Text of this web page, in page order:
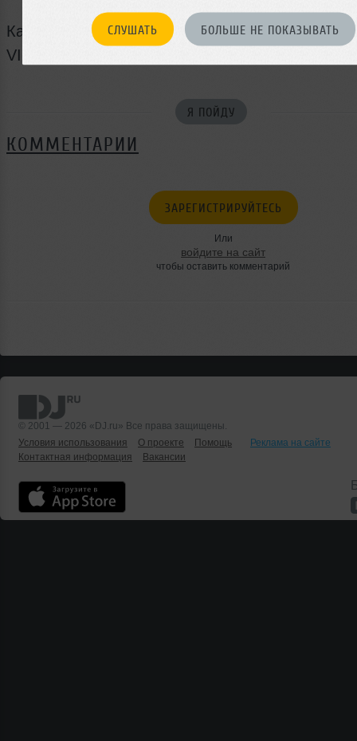
СЛУШАТЬ БОЛЬШЕ НЕ ПОКАЗЫВАТЬ
Казанская 7
VIP Reserve & info 9000-666
Я ПОЙДУ
КОММЕНТАРИИ
ЗАРЕГИСТРИРУЙТЕСЬ
Или
войдите на сайт
чтобы оставить комментарий
© 2001 — 2026 «DJ.ru» Все права защищены.
Условия использования
О проекте Помощь
Реклама на сайте
Контактная информация
Вакансии